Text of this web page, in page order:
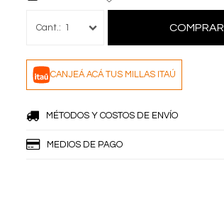
1 COMPRAR
CANJEÁ ACÁ TUS MILLAS ITAÚ
MÉTODOS Y COSTOS DE ENVÍO
MEDIOS DE PAGO